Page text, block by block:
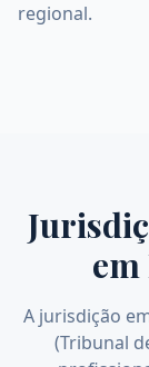
regional.
em
A jurisdição
(Tribunal